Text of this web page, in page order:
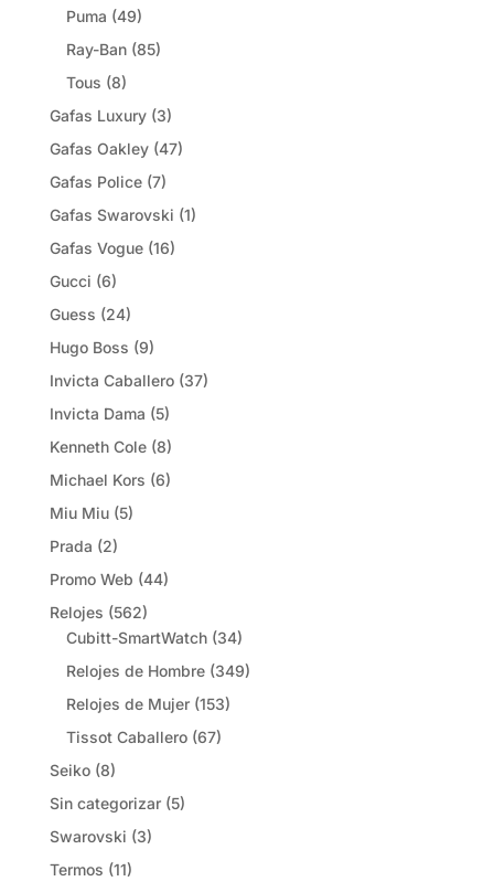
Puma (49)
Ray-Ban (85)
Tous (8)
Gafas Luxury (3)
Gafas Oakley (47)
Gafas Police (7)
Gafas Swarovski (1)
Gafas Vogue (16)
Gucci (6)
Guess (24)
Hugo Boss (9)
Invicta Caballero (37)
Invicta Dama (5)
Kenneth Cole (8)
Michael Kors (6)
Miu Miu (5)
Prada (2)
Promo Web (44)
Relojes (562)
Cubitt-SmartWatch (34)
Relojes de Hombre (349)
Relojes de Mujer (153)
Tissot Caballero (67)
Seiko (8)
Sin categorizar (5)
Swarovski (3)
Termos (11)